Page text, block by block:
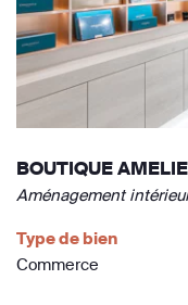
BOUTIQUE
Aménagement
Type de bien
Commerce